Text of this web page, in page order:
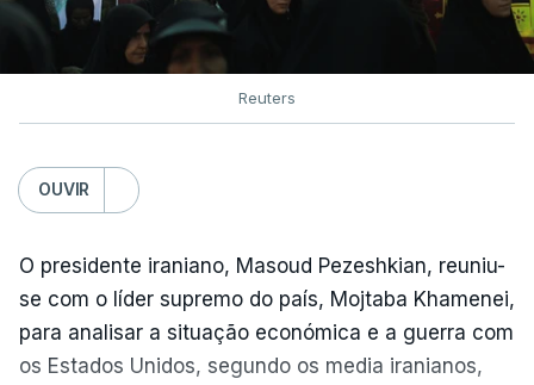
Reuters
OUVIR
O presidente iraniano, Masoud Pezeshkian, reuniu-
se com o líder supremo do país, Mojtaba Khamenei,
para analisar a situação económica e a guerra com
os Estados Unidos, segundo os media iranianos,